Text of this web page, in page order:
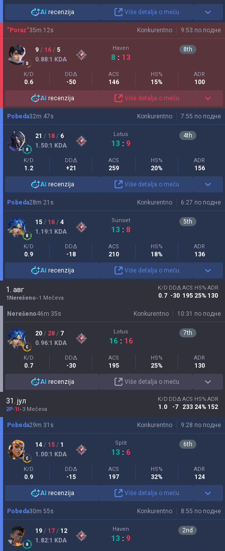
AI recenzija Više detalja o meču
Konkurentno 9:53 по подне
"Poraz"35m 12s
9 / 16 / 5
0.88:1 KDA
Haven
8 : 13
8th
K/D
0.6
DDΔ
-50
ACS
146
HS%
15%
ADR
100
AI recenzija Više detalja o meču
Konkurentno 7:55 по подне
Pobeda32m 47s
21 / 18 / 6
1.50:1 KDA
Lotus
13 : 9
4th
K/D
1.2
DDΔ
+21
ACS
259
HS%
20%
ADR
156
AI recenzija Više detalja o meču
Konkurentno 6:27 по подне
Pobeda28m 21 s
15 / 16 / 4
1.19:1 KDA
Sunset
13 : 8
5th
K/D
0.9
DDΔ
-18
ACS
210
HS%
18%
ADR
136
AI recenzija Više detalja o meču
1. авг
1Nerešeno 1 Mečeva
K/D
0.7
DDΔ
-30
ACS
195
HS%
25%
ADR
130
Konkurentno 10:31 по подне
Nerešeno46m 35s
20 / 28 / 7
0.96:1 KDA
Lotus
16 : 16
7th
K/D
0.7
DDΔ
-30
ACS
195
HS%
25%
ADR
130
AI recenzija Više detalja o meču
31. јул
2P-1I 3 Mečeva
K/D
1.0
DDΔ
-7
ACS
233
HS%
24%
ADR
152
Konkurentno 9:28 по подне
Pobeda29m 31 s
14 / 15 / 1
1.00:1 KDA
Split
13 : 6
6th
K/D
0.9
DDΔ
-15
ACS
197
HS%
32%
ADR
124
AI recenzija Više detalja o meču
Konkurentno 8:55 по подне
Pobeda30m 55s
19 / 17 / 12
1.82:1 KDA
Haven
13 : 9
2nd